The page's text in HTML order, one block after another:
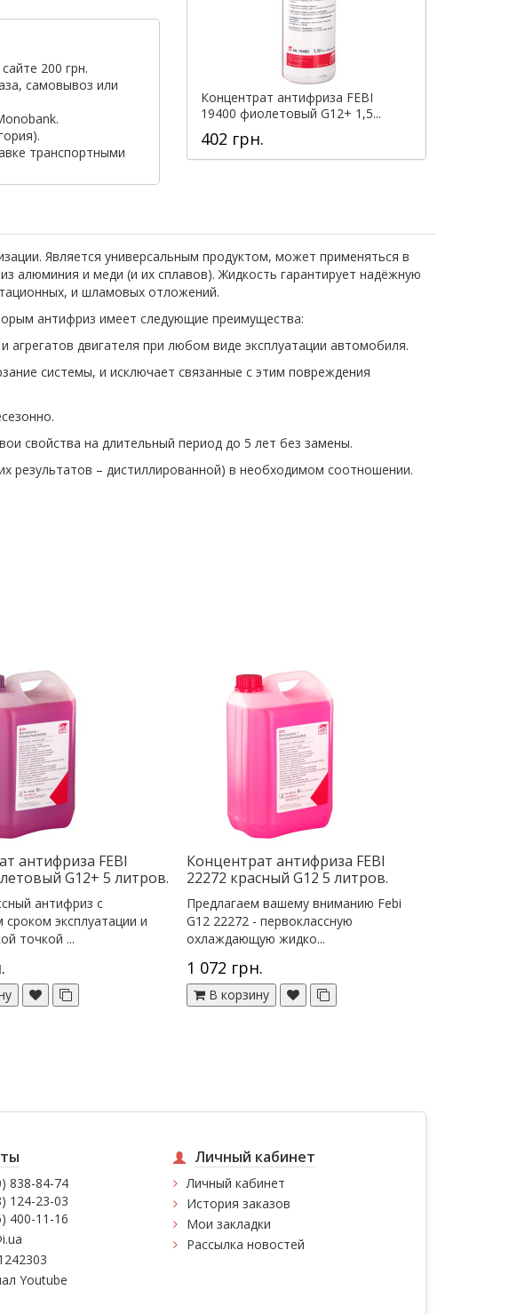
200 грн.
самовывоз или
транспортными
Концентрат антифриза FEBI
19400 фиолетовый G12+ 1,5...
402 грн.
Является универсальным продуктом, может применяться в
алюминия и меди (и их сплавов). Жидкость гарантирует надёжную
и шламовых отложений.
антифриз имеет следующие преимущества:
двигателя при любом виде эксплуатации автомобиля.
системы, и исключает связанные с этим повреждения
свойства на длительный период до 5 лет без замены.
результатов – дистиллированной) в необходимом соотношении.
антифриза FEBI
G12+ 5 литров.
антифриз с
сроком эксплуатации и
точкой ...
Концентрат антифриза FEBI
22272 красный G12 5 литров.
Предлагаем вашему вниманию Febi
G12 22272 - первоклассную
охлаждающую жидко...
1 072 грн.
В корзину
838-84-74
124-23-03
400-11-16
Youtube
Личный кабинет
Личный кабинет
История заказов
Мои закладки
Рассылка новостей